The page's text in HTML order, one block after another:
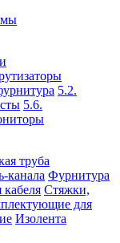
5.2.
5.6.
труба
канала Фурнитура
Стяжки,
для
Изолента